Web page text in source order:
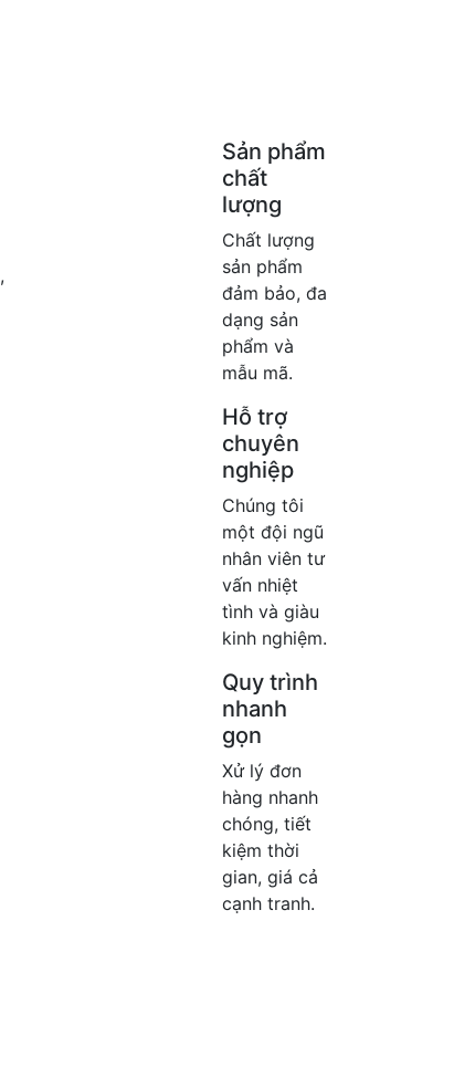
,
Sản phẩm
chất
lượng
Chất lượng
sản phẩm
đảm bảo, đa
dạng sản
phẩm và
mẫu mã.
Hỗ trợ
chuyên
nghiệp
Chúng tôi
một đội ngũ
nhân viên tư
vấn nhiệt
tình và giàu
kinh nghiệm.
Quy trình
nhanh
gọn
Xử lý đơn
hàng nhanh
chóng, tiết
kiệm thời
gian, giá cả
cạnh tranh.